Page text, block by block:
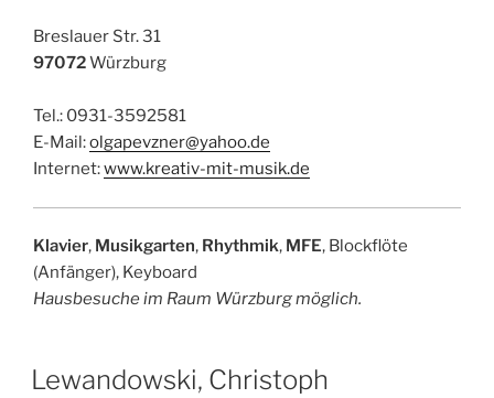
Breslauer Str. 31
97072Würzburg
Tel.: 0931-3592581
E-Mail:olgapevzner@yahoo.de
Internet:www.kreativ-mit-musik.de
Klavier, Musikgarten, Rhythmik, MFE, Blockflöte
(Anfänger), Keyboard
Hausbesuche im Raum Würzburg möglich.
Lewandowski, Christoph